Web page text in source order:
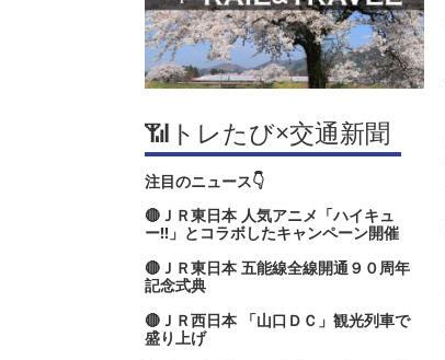
📶トレたび×交通新聞
注目のニュース👇
🔴ＪＲ東日本 人気アニメ「ハイキュ
ー‼」とコラボしたキャンペーン開催
🔴ＪＲ東日本 五能線全線開通９０周年
記念式典
🔴ＪＲ西日本 「山口ＤＣ」観光列車で
盛り上げ